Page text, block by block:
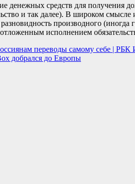
денежных средств для получения
и так далее). В широком
производного (иногда
исполнением
переводы самому себе | РБК
добрался до Европы